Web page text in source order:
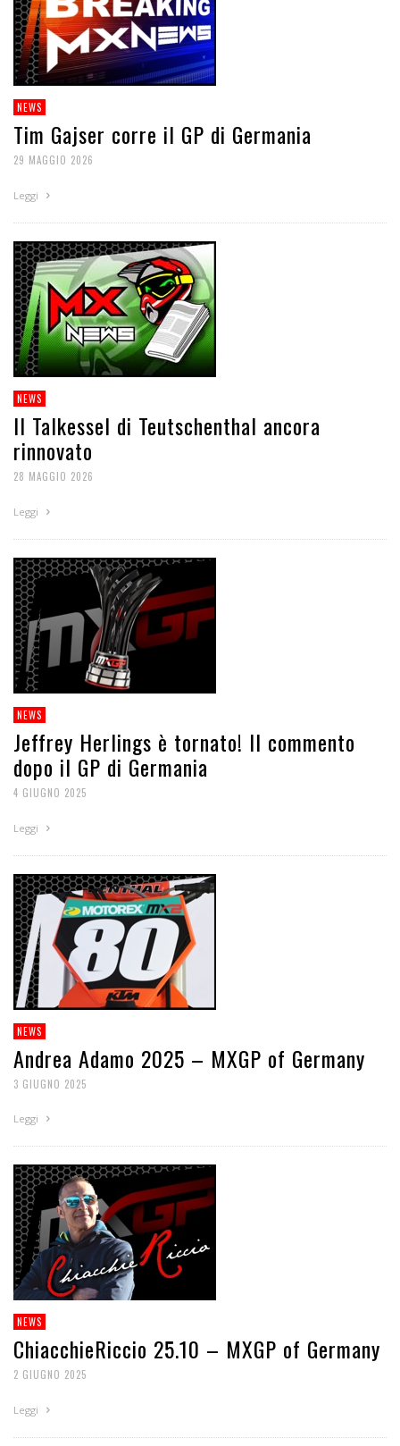
NEWS
Tim Gajser corre il GP di Germania
29 MAGGIO 2026
Leggi
NEWS
Il Talkessel di Teutschenthal ancora
rinnovato
28 MAGGIO 2026
Leggi
NEWS
Jeffrey Herlings è tornato! Il commento
dopo il GP di Germania
4 GIUGNO 2025
Leggi
NEWS
Andrea Adamo 2025 – MXGP of Germany
3 GIUGNO 2025
Leggi
NEWS
ChiacchieRiccio 25.10 – MXGP of Germany
2 GIUGNO 2025
Leggi